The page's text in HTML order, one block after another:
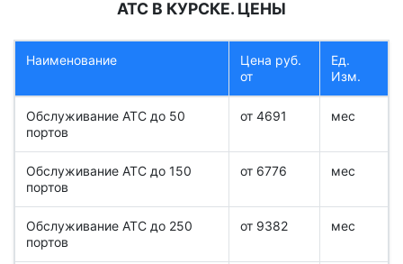
АТС В КУРСКЕ. ЦЕНЫ
Наименование
Цена руб.
от
Ед.
Изм.
Обслуживание АТС до 50
портов
от 4691 мес
Обслуживание АТС до 150
портов
от 6776 мес
Обслуживание АТС до 250
портов
от 9382 мес